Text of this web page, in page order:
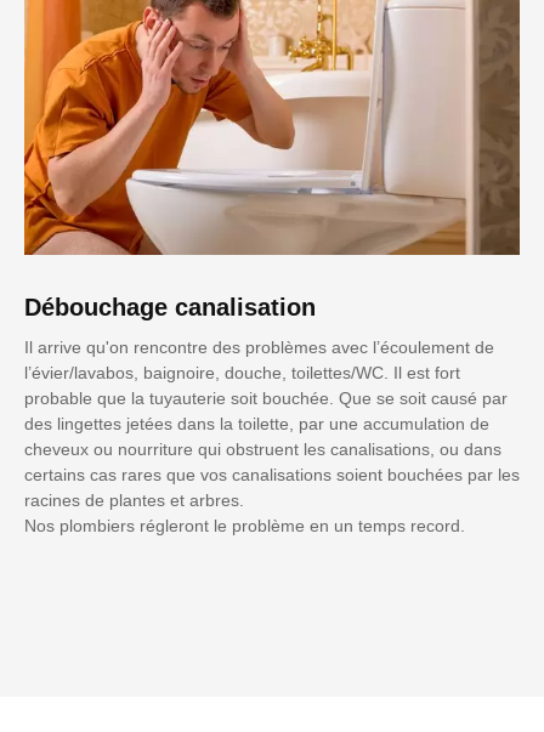
Débouchage canalisation
Il arrive qu'on rencontre des problèmes avec l’écoulement de
l’évier/lavabos, baignoire, douche, toilettes/WC. Il est fort
probable que la tuyauterie soit bouchée. Que se soit causé par
des lingettes jetées dans la toilette, par une accumulation de
cheveux ou nourriture qui obstruent les canalisations, ou dans
certains cas rares que vos canalisations soient bouchées par les
racines de plantes et arbres.
Nos plombiers régleront le problème en un temps record.